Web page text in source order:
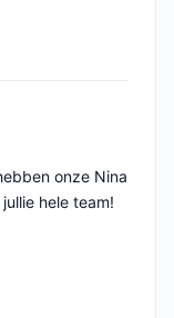
onze Nina
hele team!